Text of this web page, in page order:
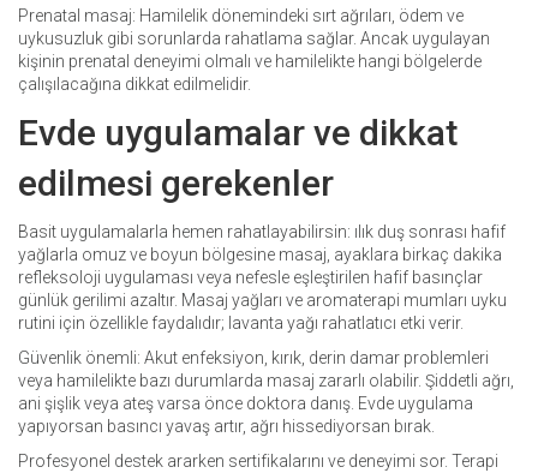
Prenatal masaj: Hamilelik dönemindeki sırt ağrıları, ödem ve
uykusuzluk gibi sorunlarda rahatlama sağlar. Ancak uygulayan
kişinin prenatal deneyimi olmalı ve hamilelikte hangi bölgelerde
çalışılacağına dikkat edilmelidir.
Evde uygulamalar ve dikkat
edilmesi gerekenler
Basit uygulamalarla hemen rahatlayabilirsin: ılık duş sonrası hafif
yağlarla omuz ve boyun bölgesine masaj, ayaklara birkaç dakika
refleksoloji uygulaması veya nefesle eşleştirilen hafif basınçlar
günlük gerilimi azaltır. Masaj yağları ve aromaterapi mumları uyku
rutini için özellikle faydalıdır; lavanta yağı rahatlatıcı etki verir.
Güvenlik önemli: Akut enfeksiyon, kırık, derin damar problemleri
veya hamilelikte bazı durumlarda masaj zararlı olabilir. Şiddetli ağrı,
ani şişlik veya ateş varsa önce doktora danış. Evde uygulama
yapıyorsan basıncı yavaş artır, ağrı hissediyorsan bırak.
Profesyonel destek ararken sertifikalarını ve deneyimi sor. Terapi